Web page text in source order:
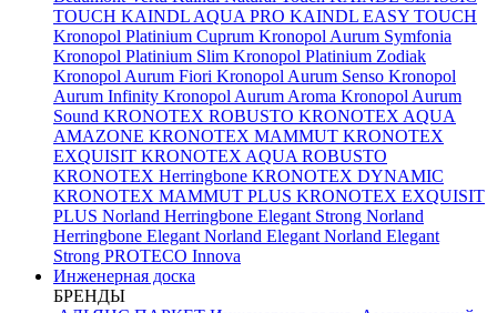
TOUCH KAINDL AQUA PRO KAINDL EASY TOUCH
Kronopol Platinium Cuprum Kronopol Aurum Symfonia
Kronopol Platinium Slim Kronopol Platinium Zodiak
Kronopol Aurum Fiori Kronopol Aurum Senso Kronopol
Aurum Infinity Kronopol Aurum Aroma Kronopol Aurum
Sound KRONOTEX ROBUSTO KRONOTEX AQUA
AMAZONE KRONOTEX MAMMUT KRONOTEX
EXQUISIT KRONOTEX AQUA ROBUSTO
KRONOTEX Herringbone KRONOTEX DYNAMIC
KRONOTEX MAMMUT PLUS KRONOTEX EXQUISIT
PLUS Norland Herringbone Elegant Strong Norland
Herringbone Elegant Norland Elegant Norland Elegant
Strong PROTECO Innova
Инженерная доска
БРЕНДЫ